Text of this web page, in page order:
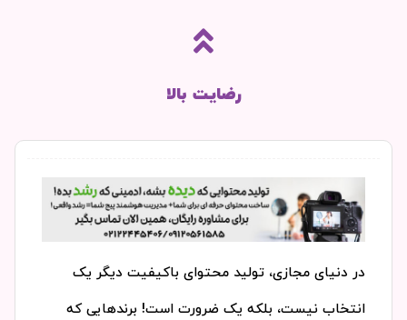
رضایت بالا
در دنیای مجازی، تولید محتوای باکیفیت دیگر یک
انتخاب نیست، بلکه یک ضرورت است! برندهایی که